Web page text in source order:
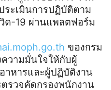
ระเมินการปฏิบัติตาม
ด-19 ผ่านแพลตฟอร์ม
ของกรม
ความมั่นใจให้กับผู้
าหารและผู้ปฏิบัติงาน
รวจคัดกรองพนักงาน